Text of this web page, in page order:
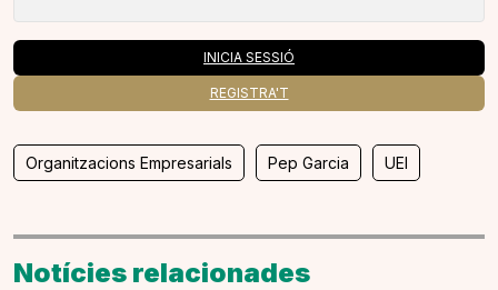
INICIA SESSIÓ
REGISTRA'T
Organitzacions Empresarials Pep Garcia UEI
Notícies relacionades